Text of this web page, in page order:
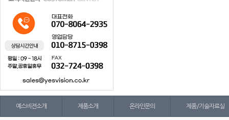
예스비젼소개 제품소개 온라인문의 제품/기술자료실